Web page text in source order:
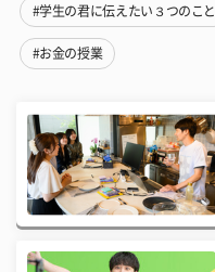
#学生の君に伝えたい３つのこと
#お金の授業